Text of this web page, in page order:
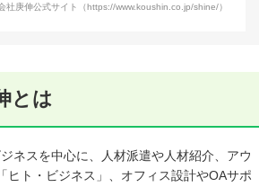
社庚伸公式サイト（https://www.koushin.co.jp/shine/）
とは
ネスを中心に、人材派遣や人材紹介、アウ
ヒト・ビジネス」、オフィス設計やOAサポ